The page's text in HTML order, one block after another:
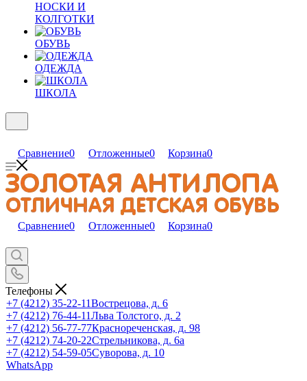
НОСКИ И
КОЛГОТКИ
ОБУВЬ
ОДЕЖДА
ШКОЛА
Сравнение0 Отложенные0 Корзина0
Сравнение0 Отложенные0 Корзина0
Телефоны
+7 (4212) 35-22-11Вострецова, д. 6
+7 (4212) 76-44-11Льва Толстого, д. 2
+7 (4212) 56-77-77Краснореченская, д. 98
+7 (4212) 74-20-22Стрельникова, д. 6а
+7 (4212) 54-59-05Суворова, д. 10
WhatsApp